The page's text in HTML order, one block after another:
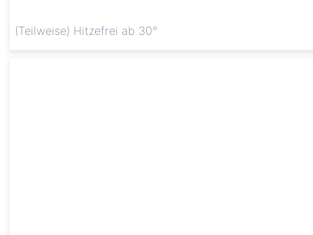
(Teilweise) Hitzefrei ab 30°